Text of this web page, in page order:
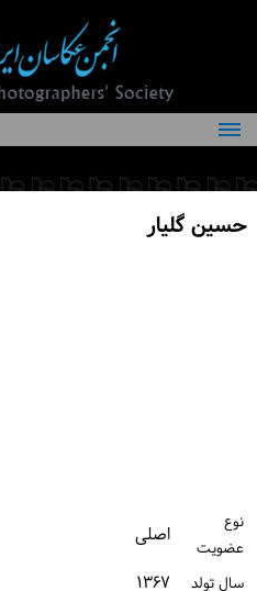
درباره انجمن
کمیته‌های انجمن
حسین گلیار
نوع
عضویت
اصلی
سال تولد ۱۳۶۷